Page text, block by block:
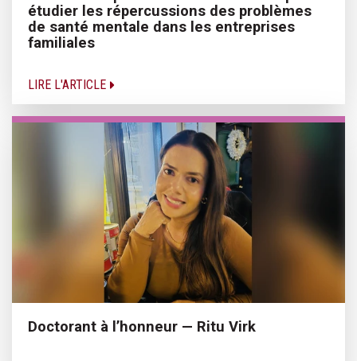
étudier les répercussions des problèmes
de santé mentale dans les entreprises
familiales
LIRE L'ARTICLE
Doctorant à l’honneur — Ritu Virk